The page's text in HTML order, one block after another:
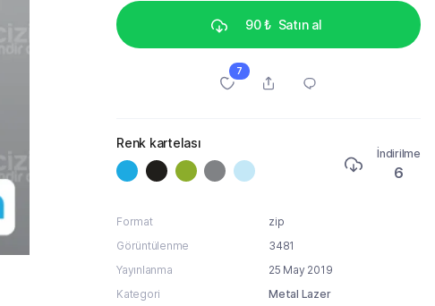
90 ₺ Satın al
7
Renk kartelası
İndirilme
6
Format
zip
Görüntülenme
3481
Yayınlanma
25 May 2019
Kategori
Metal Lazer